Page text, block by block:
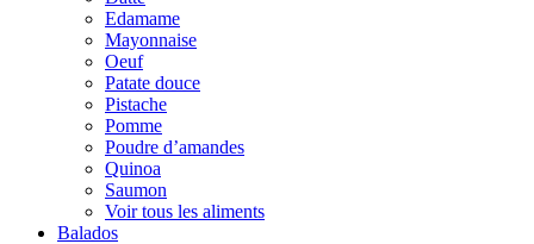
Edamame
Mayonnaise
Oeuf
Patate douce
Pistache
Pomme
Poudre d’amandes
Quinoa
Saumon
Voir tous les aliments
Balados